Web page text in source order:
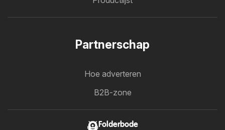
Partnerschap
Hoe adverteren
B2B-zone
Folderbode